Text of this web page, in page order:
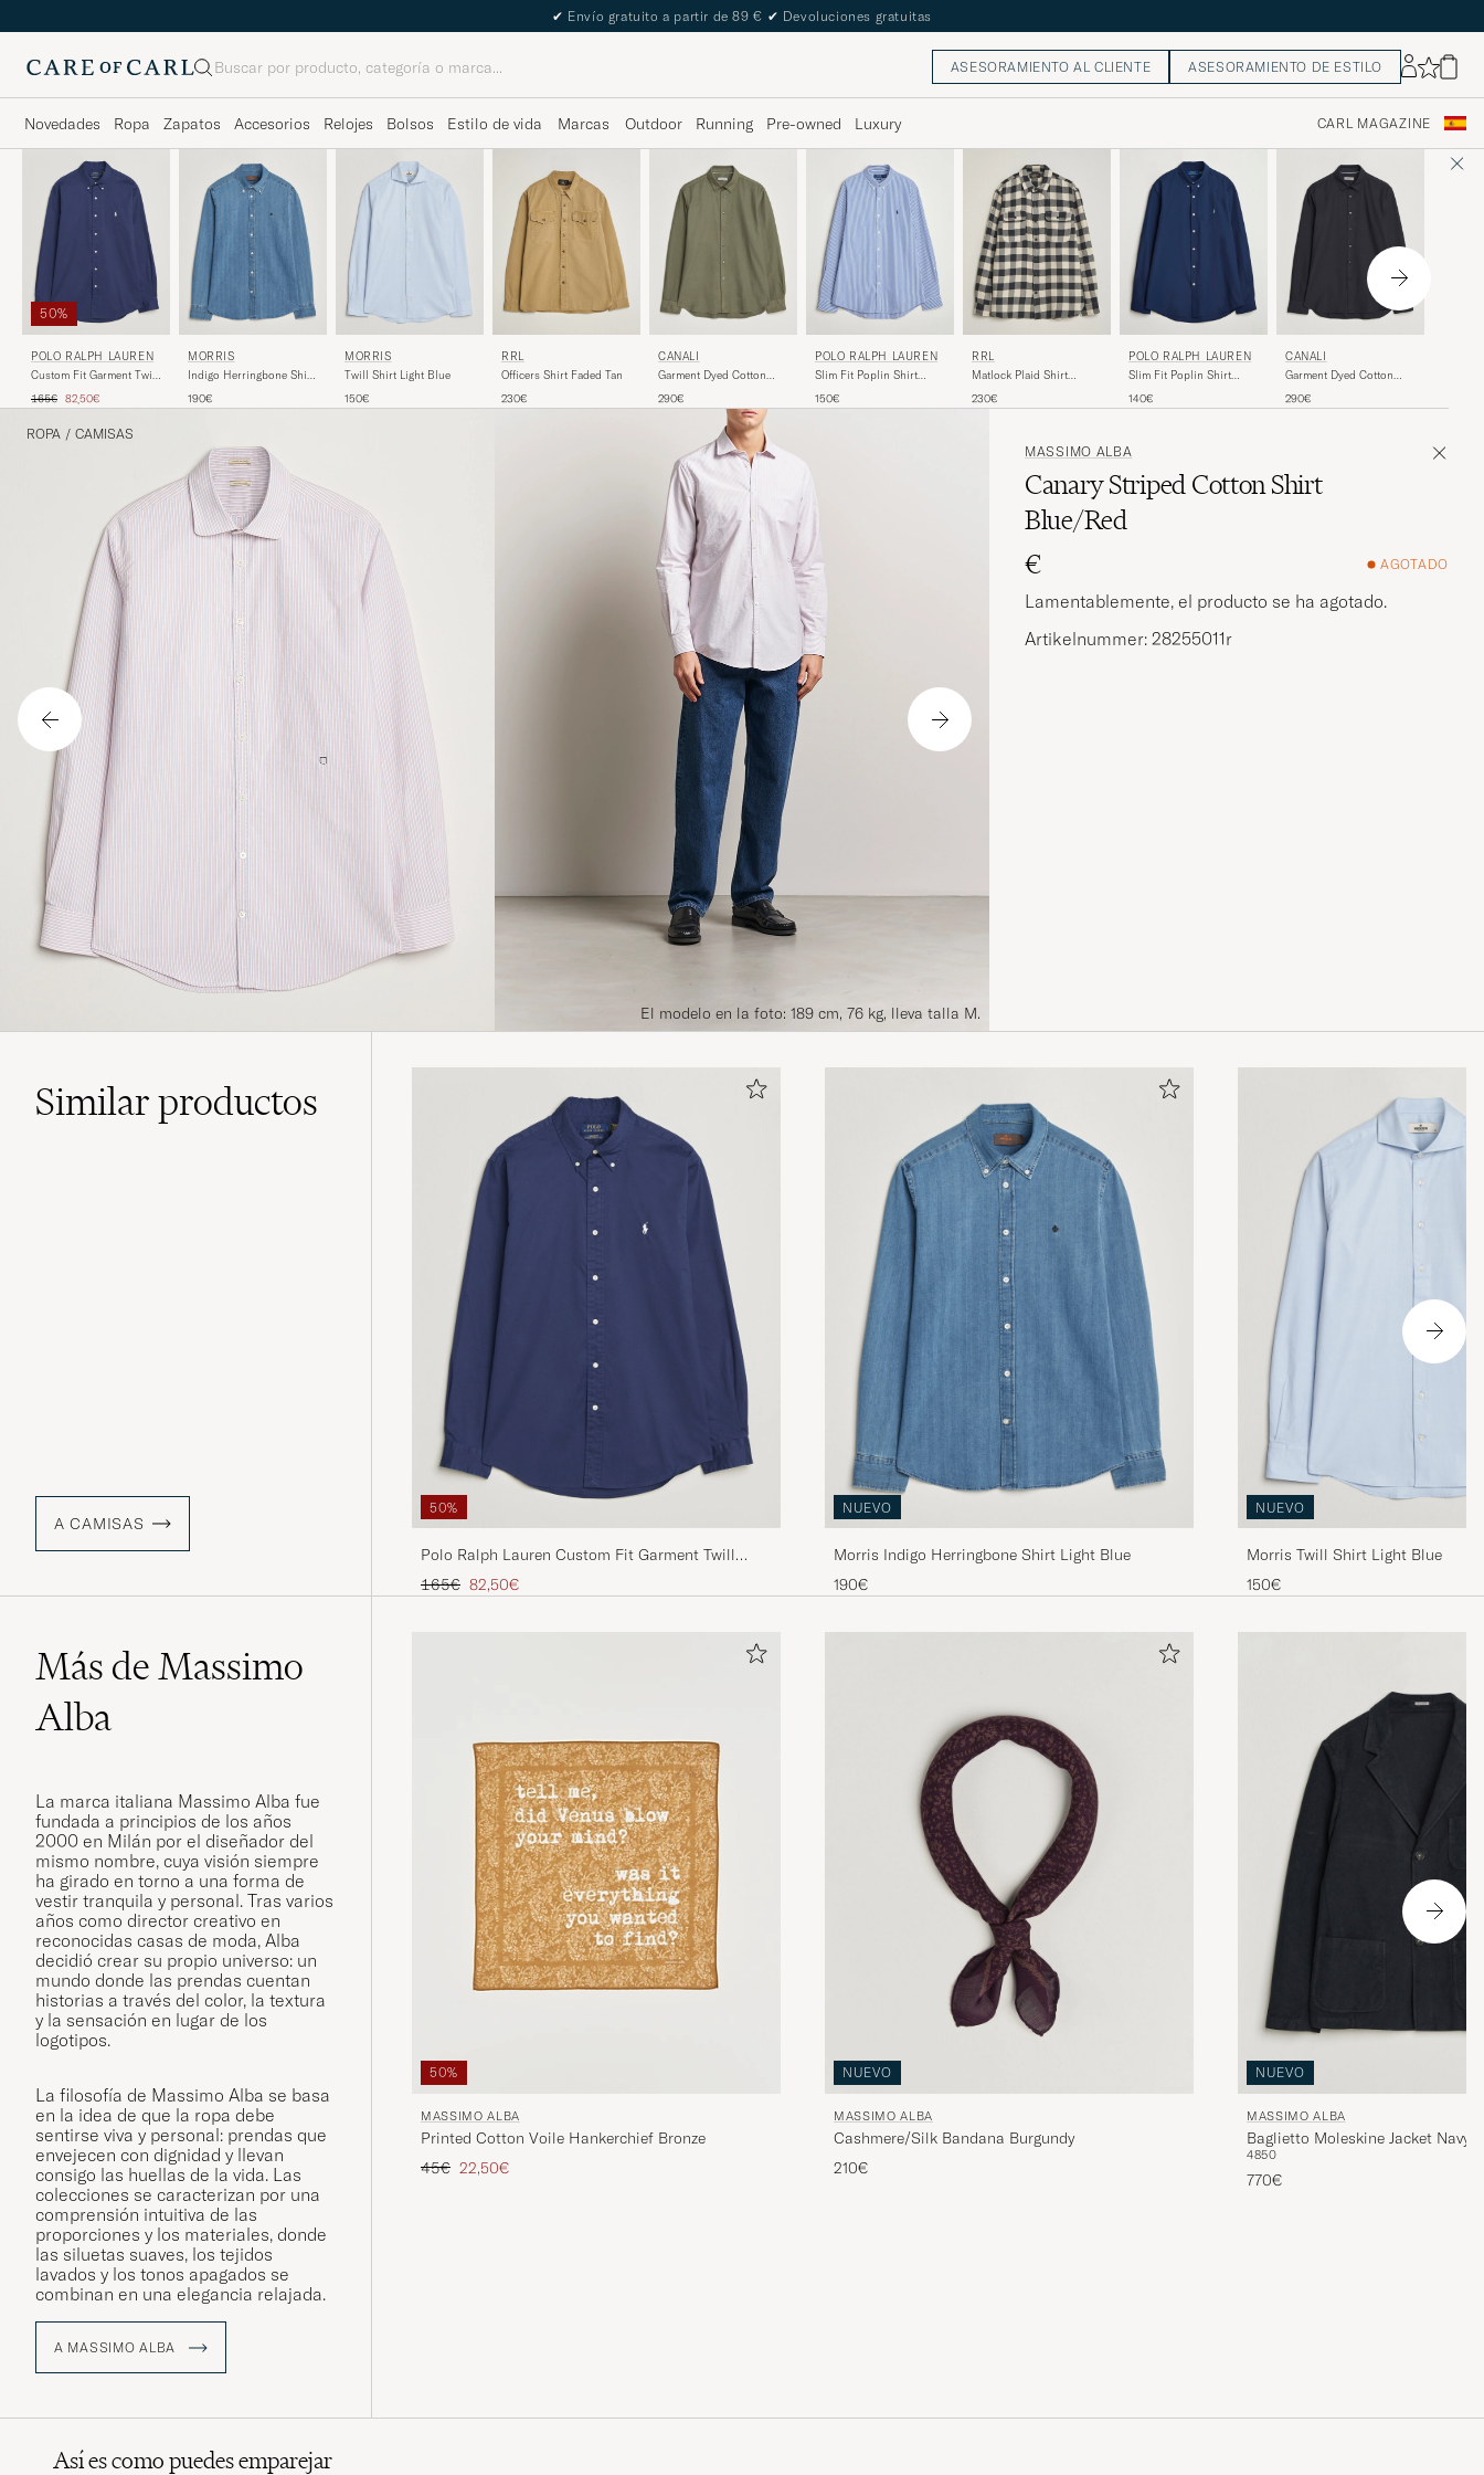
✔ Envío gratuito a partir de 89 € ✔ Devoluciones gratuitas
Buscar ASESORAMIENTO AL CLIENTE ASESORAMIENTO DE ESTILO
Novedades Ropa Zapatos Accesorios Relojes Bolsos Estilo de vida Marcas Outdoor Running Pre-owned Luxury CARL MAGAZINE
50%
POLO RALPH LAUREN
Custom Fit Garment Twill
Precio ordinario
165€ Precio reducido
82,50€
MORRIS
Indigo Herringbone Shirt
190€
MORRIS
Twill Shirt Light Blue
150€
RRL
Officers Shirt Faded Tan
230€
CANALI
Garment Dyed Cotton
290€
POLO RALPH LAUREN
Slim Fit Poplin Shirt
150€
RRL
Matlock Plaid Shirt
230€
POLO RALPH LAUREN
Slim Fit Poplin Shirt
140€
CANALI
Garment Dyed Cotton
290€
ROPA / CAMISAS
El modelo en la foto: 189 cm, 76 kg, lleva talla M.
MASSIMO ALBA
Canary Striped Cotton Shirt
Blue/Red
€
AGOTADO
Lamentablemente, el producto se ha agotado.
Artikelnummer: 28255011r
Similarproductos
A CAMISAS
50%
Polo Ralph Lauren Custom Fit Garment Twill
Shirt Newport Navy
Precio ordinario
165€ Precio reducido
82,50€
NUEVO
Morris Indigo Herringbone Shirt Light Blue
190€
NUEVO
Morris Twill Shirt Light Blue
150€
Más de Massimo
Alba
La marca italiana Massimo Alba fue
fundada a principios de los años
2000 en Milán por el diseñador del
mismo nombre, cuya visión siempre
ha girado en torno a una forma de
vestir tranquila y personal. Tras varios
años como director creativo en
reconocidas casas de moda, Alba
decidió crear su propio universo: un
mundo donde las prendas cuentan
historias a través del color, la textura
y la sensación en lugar de los
logotipos.
La filosofía de Massimo Alba se basa
en la idea de que la ropa debe
sentirse viva y personal: prendas que
envejecen con dignidad y llevan
consigo las huellas de la vida. Las
colecciones se caracterizan por una
comprensión intuitiva de las
proporciones y los materiales, donde
las siluetas suaves, los tejidos
lavados y los tonos apagados se
combinan en una elegancia relajada.
A MASSIMO ALBA
50%
MASSIMO ALBA
Printed Cotton Voile Hankerchief Bronze
Precio ordinario
45€ Precio reducido
22,50€
NUEVO
MASSIMO ALBA
Cashmere/Silk Bandana Burgundy
210€
NUEVO
MASSIMO ALBA
Baglietto Moleskine Jacket Navy
4850
770€
Así es como puedes emparejar